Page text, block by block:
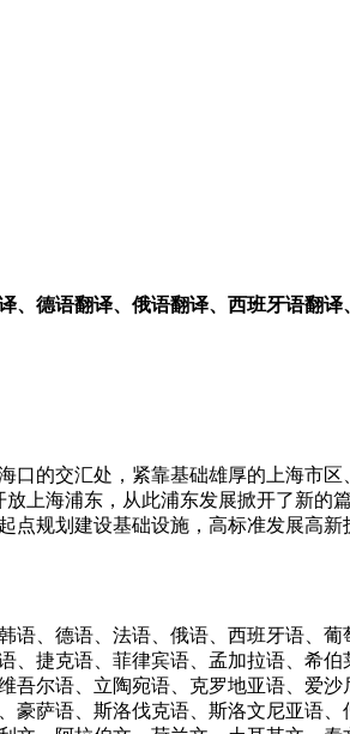
德语翻译、俄语翻译、西班牙语翻
口的交汇处，紧靠基础雄厚的上海市
上海浦东，从此浦东发展掀开了新
规划建设基础设施，高标准发展高
语、德语、法语、俄语、西班牙语、
捷克语、菲律宾语、孟加拉语、希
尔语、立陶宛语、克罗地亚语、爱
萨语、斯洛伐克语、斯洛文尼亚语